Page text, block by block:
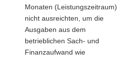
Monaten (Leistungszeitraum)
nicht ausreichten, um die
Ausgaben aus dem
betrieblichen Sach- und
Finanzaufwand wie